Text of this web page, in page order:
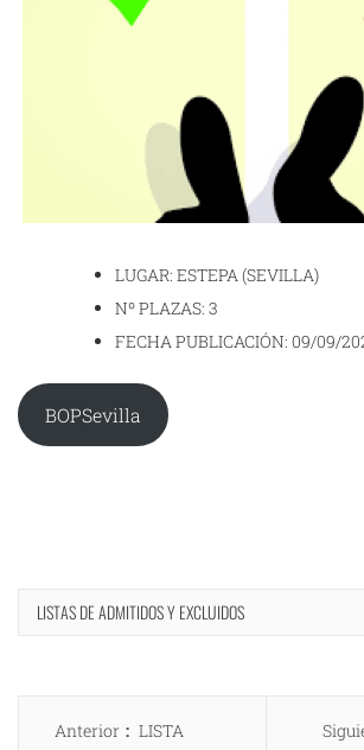
LUGAR: ESTEPA (SEVILLA)
Nº PLAZAS: 3
FECHA PUBLICACIÓN: 09/09/
BOPSevilla
LISTAS DE ADMITIDOS Y EXCLUIDOS
Navegación
Anterior
Entrada
LISTA